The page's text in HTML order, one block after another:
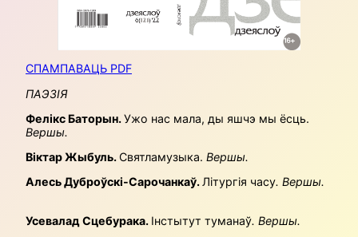
СПАМПАВАЦЬ PDF
ПАЭЗІЯ
Фелікс Баторын.Ужо нас мала, ды яшчэ мы ёсць.
Вершы.
Віктар Жыбуль.Святламузыка. Вершы.
Алесь Дуброўскі-Сарочанкаў.Літургія часу. Вершы.
Усевалад Сцебурака. Інстытут туманаў. Вершы.